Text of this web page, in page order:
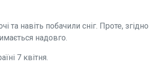
та навіть побачили сніг. Проте, згідно
надовго.
7 квітня.